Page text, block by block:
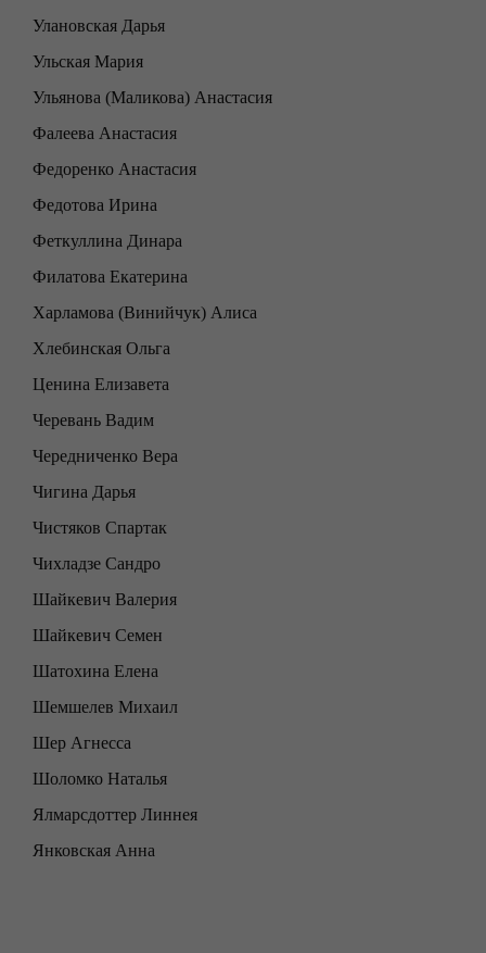
Улановская Дарья
Ульская Мария
Ульянова (Маликова) Анастасия
Фалеева Анастасия
Федоренко Анастасия
Федотова Ирина
Феткуллина Динара
Филатова Екатерина
Харламова (Винийчук) Алиса
Хлебинская Ольга
Ценина Елизавета
Черевань Вадим
Чередниченко Вера
Чигина Дарья
Чистяков Спартак
Чихладзе Сандро
Шайкевич Валерия
Шайкевич Семен
Шатохина Елена
Шемшелев Михаил
Шер Агнесса
Шоломко Наталья
Ялмарсдоттер Линнея
Янковская Анна